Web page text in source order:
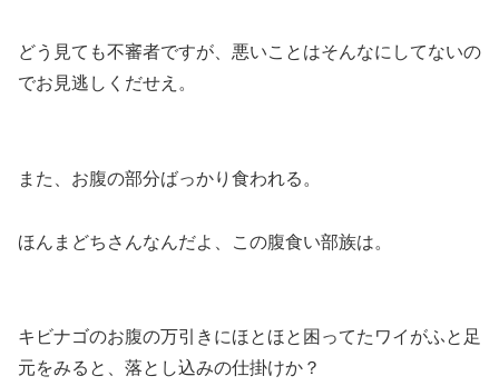
どう見ても不審者ですが、悪いことはそんなにしてないの
でお見逃しくだせえ。
また、お腹の部分ばっかり食われる。
ほんまどちさんなんだよ、この腹食い部族は。
キビナゴのお腹の万引きにほとほと困ってたワイがふと足
元をみると、落とし込みの仕掛けか？